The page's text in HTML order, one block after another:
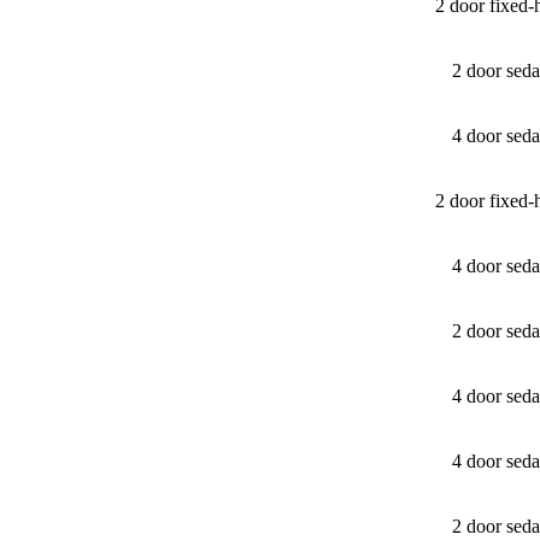
2 door fixed-
2 door
4 door
2 door fixed-
4 door
2 door
4 door
4 door
2 door